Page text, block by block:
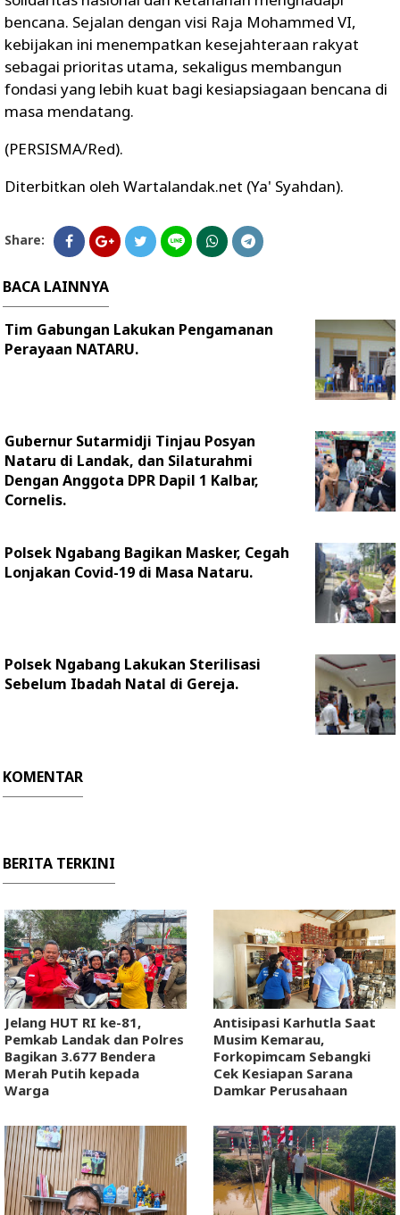
bencana. Sejalan dengan visi Raja Mohammed VI,
kebijakan ini menempatkan kesejahteraan rakyat
sebagai prioritas utama, sekaligus membangun
fondasi yang lebih kuat bagi kesiapsiagaan bencana di
masa mendatang.
(PERSISMA/Red).
Diterbitkan oleh Wartalandak.net (Ya' Syahdan).
Share:
BACA LAINNYA
Tim Gabungan Lakukan Pengamanan
Perayaan NATARU.
Gubernur Sutarmidji Tinjau Posyan
Nataru di Landak, dan Silaturahmi
Dengan Anggota DPR Dapil 1 Kalbar,
Cornelis.
Polsek Ngabang Bagikan Masker, Cegah
Lonjakan Covid-19 di Masa Nataru.
Polsek Ngabang Lakukan Sterilisasi
Sebelum Ibadah Natal di Gereja.
KOMENTAR
BERITA TERKINI
Jelang HUT RI ke-81,
Pemkab Landak dan Polres
Bagikan 3.677 Bendera
Merah Putih kepada
Warga
Antisipasi Karhutla Saat
Musim Kemarau,
Forkopimcam Sebangki
Cek Kesiapan Sarana
Damkar Perusahaan